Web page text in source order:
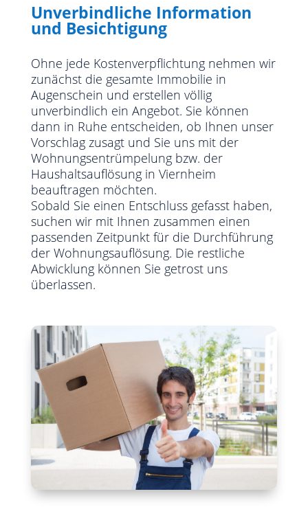
Unverbindliche Information
und Besichtigung
Ohne jede Kostenverpflichtung nehmen wir
zunächst die gesamte Immobilie in
Augenschein und erstellen völlig
unverbindlich ein Angebot. Sie können
dann in Ruhe entscheiden, ob Ihnen unser
Vorschlag zusagt und Sie uns mit der
Wohnungsentrümpelung bzw. der
Haushaltsauflösung in Viernheim
beauftragen möchten.
Sobald Sie einen Entschluss gefasst haben,
suchen wir mit Ihnen zusammen einen
passenden Zeitpunkt für die Durchführung
der Wohnungsauflösung. Die restliche
Abwicklung können Sie getrost uns
überlassen.